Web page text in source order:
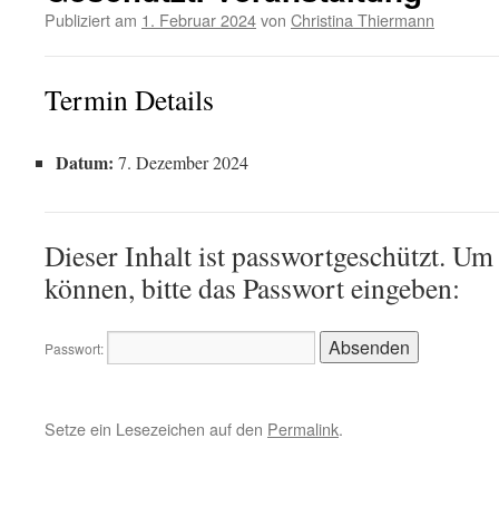
Publiziert am 1. Februar 2024von Christina Thiermann
Termin Details
Datum: 7. Dezember 2024
Dieser Inhalt ist passwortgeschützt.
können, bitte das Passwort eingeben:
Passwort:
Setze ein Lesezeichen auf den Permalink.